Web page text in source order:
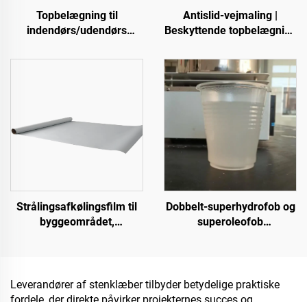
Topbelægning til
indendørs/udendørs
sammen med grundlaget
PMA, EPDM,
vand-/oliebaserede epoxy-
underlag, marmor,
betonoverflader,
køretøjsanvendelser mv.
Antislid-vejmaling |
Beskyttende topbelægning
indendørs og udendørs
belægninger
Strålingsafkølingsfilm til
byggeområdet,
korndepoter, transport- og
udendørs faciliteter samt
Dobbelt-superhydrofob og
superoleofob
eller i andre scenarier,
hvor hydrofobe og
Leverandører af stenklæber tilbyder betydelige praktiske